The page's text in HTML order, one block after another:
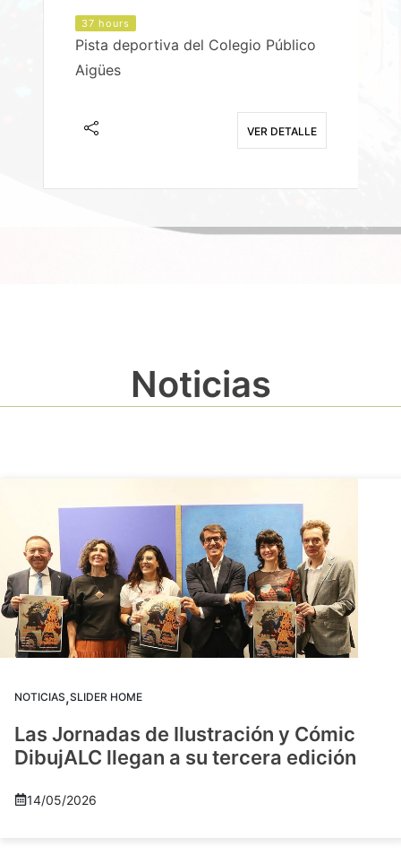
37 hours
Pista deportiva del Colegio Público
Aigües
VER DETALLE
Noticias
NOTICIAS,SLIDER HOME
Las Jornadas de Ilustración y Cómic
DibujALC llegan a su tercera edición
14/05/2026